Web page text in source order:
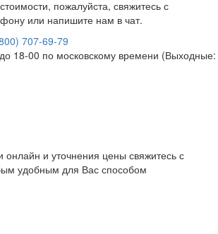
пожалуйста, свяжитесь с
или напишите нам в чат.
707-69-79
18-00 по московскому времени (Выходные:
онлайн и уточнения цены свяжитесь с
удобным для Вас способом